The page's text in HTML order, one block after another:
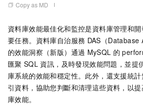
Copy as MD
資料庫效能最佳化和監控是資料庫管理和
要任務。資料庫自治服務 DAS（Database
的效能洞察（新版）通過 MySQL 的
匯聚 SQL 資訊，及時發現效能問題，並提
庫系統的效能和穩定性。此外，還支援統
引資料，協助您判斷和清理這些資料，以
庫效能。